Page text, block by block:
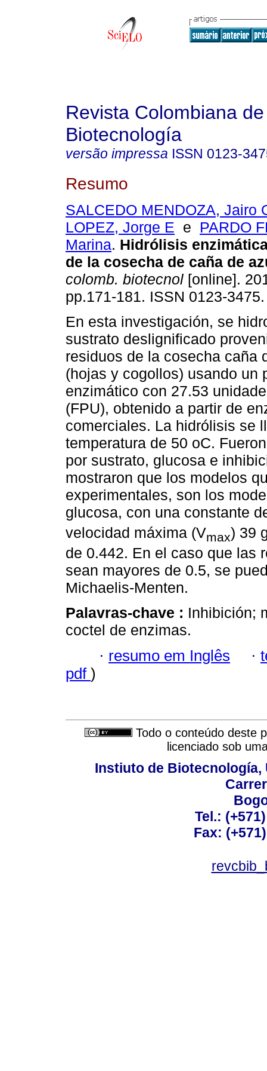
Revista Colombiana de
Biotecnología
versão impressa ISSN 0123-
Resumo
SALCEDO MENDOZA, Jairo
LOPEZ, Jorge E e PARDO
Marina. Hidrólisis
de la cosecha de caña de
colomb. biotecnol [online].
pp.171-181. ISSN 0123-3475.
En esta investigación, se
sustrato deslignificado
residuos de la cosecha caña
(hojas y cogollos) usando un
enzimático con 27.53
(FPU), obtenido a partir de
comerciales. La hidrólisis se
temperatura de 50 oC.
por sustrato, glucosa e
mostraron que los modelos
experimentales, son los
glucosa, con una constante
velocidad máxima (Vmax) 39
de 0.442. En el caso que las
sean mayores de 0.5, se
Michaelis-Menten.
Palavras-chave : Inhibición;
coctel de enzimas.
· resumo em Inglês ·
pdf )
Todo o conteúdo deste
licenciado sob
Instiuto de Biotecnología,
Tel.:
Fax: